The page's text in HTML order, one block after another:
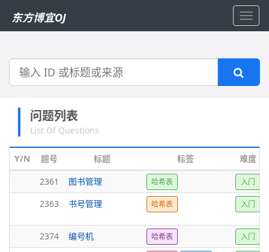
东方博宜OJ
搜
问题列表
List Of Questions
Y/N 题号 标题 标签
难度
2361
图书管理 哈希表 入门
2363 书号管理 哈希表 入门
2374 编号机 哈希表 入门